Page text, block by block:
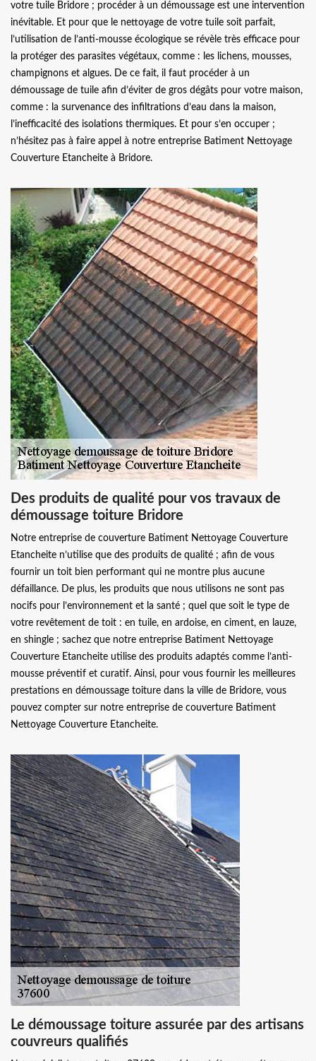
votre tuile Bridore ; procéder à un démoussage est une intervention
inévitable. Et pour que le nettoyage de votre tuile soit parfait,
l’utilisation de l’anti-mousse écologique se révèle très efficace pour
la protéger des parasites végétaux, comme : les lichens, mousses,
champignons et algues. De ce fait, il faut procéder à un
démoussage de tuile afin d’éviter de gros dégâts pour votre maison,
comme : la survenance des infiltrations d’eau dans la maison,
l’inefficacité des isolations thermiques. Et pour s’en occuper ;
n’hésitez pas à faire appel à notre entreprise Batiment Nettoyage
Couverture Etancheite à Bridore.
Des produits de qualité pour vos travaux de
démoussage toiture Bridore
Notre entreprise de couverture Batiment Nettoyage Couverture
Etancheite n’utilise que des produits de qualité ; afin de vous
fournir un toit bien performant qui ne montre plus aucune
défaillance. De plus, les produits que nous utilisons ne sont pas
nocifs pour l’environnement et la santé ; quel que soit le type de
votre revêtement de toit : en tuile, en ardoise, en ciment, en lauze,
en shingle ; sachez que notre entreprise Batiment Nettoyage
Couverture Etancheite utilise des produits adaptés comme l’anti-
mousse préventif et curatif. Ainsi, pour vous fournir les meilleures
prestations en démoussage toiture dans la ville de Bridore, vous
pouvez compter sur notre entreprise de couverture Batiment
Nettoyage Couverture Etancheite.
Le démoussage toiture assurée par des artisans
couvreurs qualifiés